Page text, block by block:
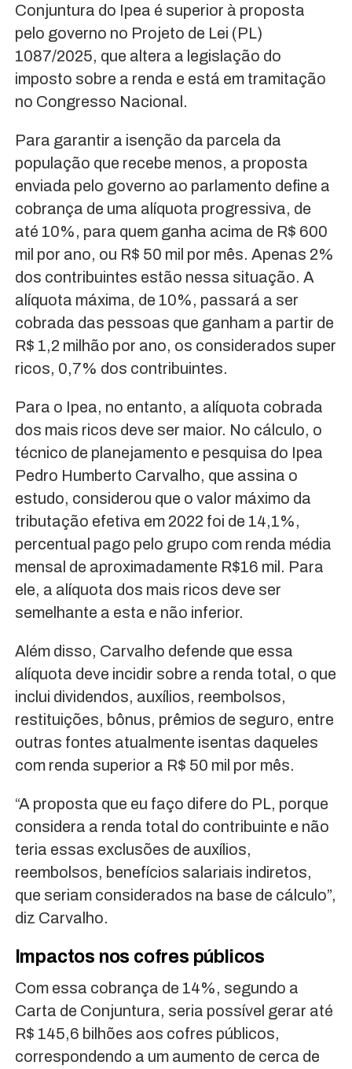
Conjuntura do Ipea é superior à proposta
pelo governo no Projeto de Lei (PL)
1087/2025, que altera a legislação do
imposto sobre a renda e está em tramitação
no Congresso Nacional.
Para garantir a isenção da parcela da
população que recebe menos, a proposta
enviada pelo governo ao parlamento define a
cobrança de uma alíquota progressiva, de
até 10%, para quem ganha acima de R$ 600
mil por ano, ou R$ 50 mil por mês. Apenas 2%
dos contribuintes estão nessa situação. A
alíquota máxima, de 10%, passará a ser
cobrada das pessoas que ganham a partir de
R$ 1,2 milhão por ano, os considerados super
ricos, 0,7% dos contribuintes.
Para o Ipea, no entanto, a alíquota cobrada
dos mais ricos deve ser maior. No cálculo, o
técnico de planejamento e pesquisa do Ipea
Pedro Humberto Carvalho, que assina o
estudo, considerou que o valor máximo da
tributação efetiva em 2022 foi de 14,1%,
percentual pago pelo grupo com renda média
mensal de aproximadamente R$16 mil. Para
ele, a alíquota dos mais ricos deve ser
semelhante a esta e não inferior.
Além disso, Carvalho defende que essa
alíquota deve incidir sobre a renda total, o que
inclui dividendos, auxílios, reembolsos,
restituições, bônus, prêmios de seguro, entre
outras fontes atualmente isentas daqueles
com renda superior a R$ 50 mil por mês.
“A proposta que eu faço difere do PL, porque
considera a renda total do contribuinte e não
teria essas exclusões de auxílios,
reembolsos, benefícios salariais indiretos,
que seriam considerados na base de cálculo”,
diz Carvalho.
Impactos nos cofres públicos
Com essa cobrança de 14%, segundo a
Carta de Conjuntura, seria possível gerar até
R$ 145,6 bilhões aos cofres públicos,
correspondendo a um aumento de cerca de